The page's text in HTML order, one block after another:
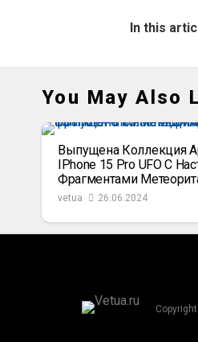
In this
You May Also
Выпущена Коллекция
IPhone 15 Pro UFO С
Фрагментами
vetua 26.06.2024